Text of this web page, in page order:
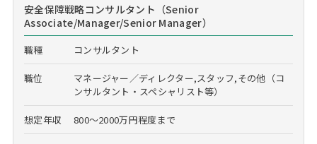
安全保障戦略コンサルタント（Senior
Associate/Manager/Senior Manager）
職種 コンサルタント
職位
マネージャー／ディレクター,スタッフ,その他（コ
ンサルタント・スペシャリスト等）
想定年収 800～2000万円程度まで